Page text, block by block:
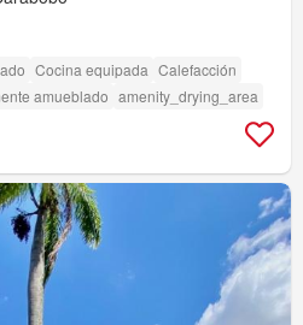
Cocina equipada Calefacción
amueblado amenity_drying_area